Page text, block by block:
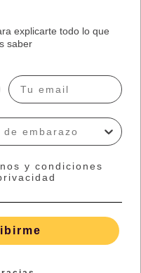
explicarte todo lo que
saber
y condiciones